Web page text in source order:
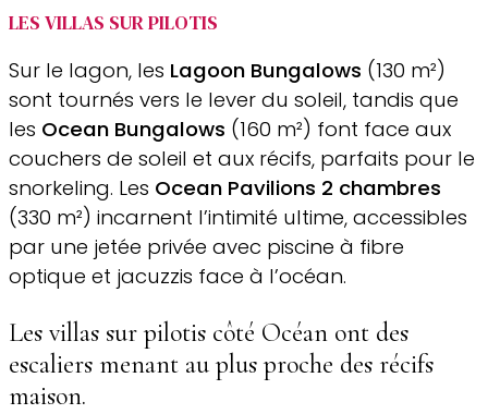
LES VILLAS SUR PILOTIS
Sur le lagon, les Lagoon Bungalows (130 m²)
sont tournés vers le lever du soleil, tandis que
les Ocean Bungalows (160 m²) font face aux
couchers de soleil et aux récifs, parfaits pour le
snorkeling. Les Ocean Pavilions 2 chambres
(330 m²) incarnent l’intimité ultime, accessibles
par une jetée privée avec piscine à fibre
optique et jacuzzis face à l’océan.
Les villas sur pilotis côté Océan ont des
escaliers menant au plus proche des récifs
maison.